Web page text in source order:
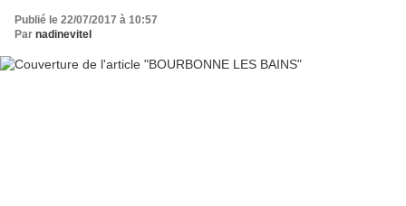
Publié le 22/07/2017 à 10:57
Par nadinevitel